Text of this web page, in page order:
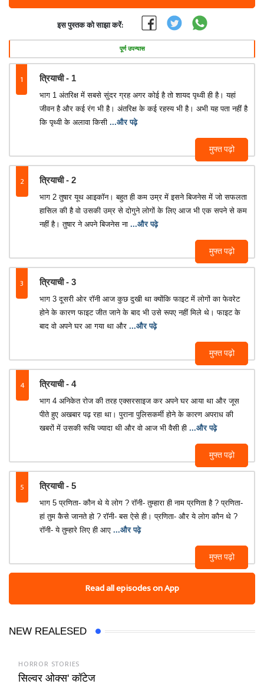
इस पुस्तक को साझा करें:
पूर्ण उपन्यास
1 त्रियाची - 1
मुफ्त पढ़ो
भाग 1 अंतरिक्ष में सबसे सुंदर ग्रह अगर कोई है तो शायद पृथ्वी ही है। यहां
जीवन है और कई रंग भी है। अंतरिक्ष के कई रहस्य भी है। अभी यह पता नहीं है
कि पृथ्वी के अलावा किसी ...और पढ़े
2 त्रियाची - 2
मुफ्त पढ़ो
भाग 2 तुषार यूथ आइकॉन। बहुत ही कम उम्र में इसने बिजनेस में जो सफलता
हासिल की है वो उसकी उम्र से दोगुने लोगों के लिए आज भी एक सपने से कम
नहीं है। तुषार ने अपने बिजनेस ना ...और पढ़े
3 त्रियाची - 3
मुफ्त पढ़ो
भाग 3 दूसरी ओर रॉनी आज कुछ दुखी था क्योंकि फाइट में लोगों का फेवरेट
होने के कारण फाइट जीत जाने के बाद भी उसे रूपए नहीं मिले थे। फाइट के
बाद वो अपने घर आ गया था और ...और पढ़े
4 त्रियाची - 4
मुफ्त पढ़ो
भाग 4 अनिकेत रोज की तरह एक्सरसाइज कर अपने घर आया था और जूस
पीते हुए अखबार पढ़ रहा था। पुराना पुलिसकर्मी होने के कारण अपराध की
खबरों में उसकी रूचि ज्यादा थी और वो आज भी वैसी ही ...और पढ़े
5 त्रियाची - 5
मुफ्त पढ़ो
भाग 5 प्रणिता- कौन थे ये लोग ? रॉनी- तुम्हारा ही नाम प्रणिता है ? प्रणिता-
हां तुम कैसे जानते हो ? रॉनी- बस ऐसे ही। प्रणिता- और ये लोग कौन थे ?
रॉनी- ये तुम्हारे लिए ही आए ...और पढ़े
Read all episodes on App
NEW REALESED
HORROR STORIES
सिल्वर ओक्स' कॉटेज